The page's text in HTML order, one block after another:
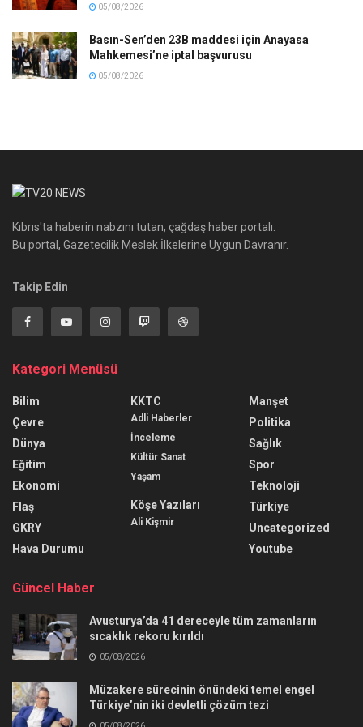
05/08/2026
Basın-Sen’den 23B maddesi için Anayasa
Mahkemesi’ne iptal başvurusu
05/08/2026
Kıbrıs'ta haberin nabzını tutan, çağdaş haber portalı.
Bu portal, Gazetecilik Meslek İlkelerine Uygun Davranır.
Takip Edin
Kategori Menüsü
Bilim
Çevre
Dünya
Eğitim
Ekonomi
Flaş
GKRY
Hava Durumu
KKTC
Adli Haberler
İnceleme
Kültür Sanat
Yaşam
Köşe Yazıları
Ali Kişmir
Manşet
Politika
Sağlık
Spor
Teknoloji
Türkiye
Uncategorized
Youtube
Güncel Haber
Avusturya’da 41 dereceyle tüm zamanların
sıcaklık rekoru kırıldı
05/08/2026
Müzakere sürecinin önündeki temel engel
Türkiye’nin iki devletli çözüm tezi